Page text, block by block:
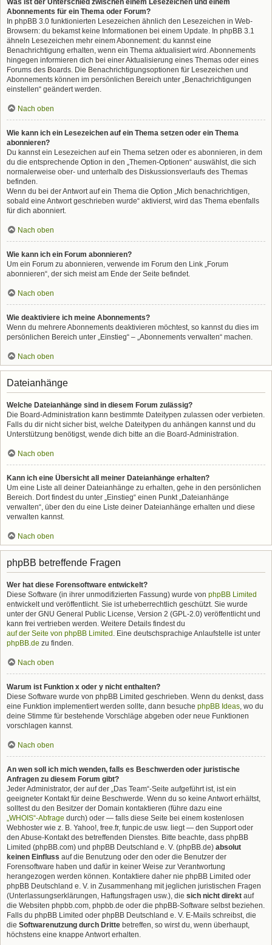
Was ist der Unterschied zwischen einem Lesezeichen und einem
Abonnements für ein Thema oder Forum?
In phpBB 3.0 funktionierten Lesezeichen ähnlich den Lesezeichen in Web-
Browsern: du bekamst keine Informationen bei einem Update. In phpBB 3.1
ähneln Lesezeichen mehr einem Abonnement: du kannst eine
Benachrichtigung erhalten, wenn ein Thema aktualisiert wird. Abonnements
hingegen informieren dich bei einer Aktualisierung eines Themas oder eines
Forums des Boards. Die Benachrichtigungsoptionen für Lesezeichen und
Abonnements können im persönlichen Bereich unter „Benachrichtigungen
einstellen“ geändert werden.
Nach oben
Wie kann ich ein Lesezeichen auf ein Thema setzen oder ein Thema
abonnieren?
Du kannst ein Lesezeichen auf ein Thema setzen oder es abonnieren, in dem
du die entsprechende Option in den „Themen-Optionen“ auswählst, die sich
normalerweise ober- und unterhalb des Diskussionsverlaufs des Themas
befinden.
Wenn du bei der Antwort auf ein Thema die Option „Mich benachrichtigen,
sobald eine Antwort geschrieben wurde“ aktivierst, wird das Thema ebenfalls
für dich abonniert.
Nach oben
Wie kann ich ein Forum abonnieren?
Um ein Forum zu abonnieren, verwende im Forum den Link „Forum
abonnieren“, der sich meist am Ende der Seite befindet.
Nach oben
Wie deaktiviere ich meine Abonnements?
Wenn du mehrere Abonnements deaktivieren möchtest, so kannst du dies im
persönlichen Bereich unter „Einstieg“ – „Abonnements verwalten“ machen.
Nach oben
Dateianhänge
Welche Dateianhänge sind in diesem Forum zulässig?
Die Board-Administration kann bestimmte Dateitypen zulassen oder verbieten.
Falls du dir nicht sicher bist, welche Dateitypen du anhängen kannst und du
Unterstützung benötigst, wende dich bitte an die Board-Administration.
Nach oben
Kann ich eine Übersicht all meiner Dateianhänge erhalten?
Um eine Liste all deiner Dateianhänge zu erhalten, gehe in den persönlichen
Bereich. Dort findest du unter „Einstieg“ einen Punkt „Dateianhänge
verwalten“, über den du eine Liste deiner Dateianhänge erhalten und diese
verwalten kannst.
Nach oben
phpBB betreffende Fragen
Wer hat diese Forensoftware entwickelt?
Diese Software (in ihrer unmodifizierten Fassung) wurde von phpBB Limited
entwickelt und veröffentlicht. Sie ist urheberrechtlich geschützt. Sie wurde
unter der GNU General Public License, Version 2 (GPL-2.0) veröffentlicht und
kann frei vertrieben werden. Weitere Details findest du
auf der Seite von phpBB Limited . Eine deutschsprachige Anlaufstelle ist unter
phpBB.de zu finden.
Nach oben
Warum ist Funktion x oder y nicht enthalten?
Diese Software wurde von phpBB Limited geschrieben. Wenn du denkst, dass
eine Funktion implementiert werden sollte, dann besuche phpBB Ideas, wo du
deine Stimme für bestehende Vorschläge abgeben oder neue Funktionen
vorschlagen kannst.
Nach oben
An wen soll ich mich wenden, falls es Beschwerden oder juristische
Anfragen zu diesem Forum gibt?
Jeder Administrator, der auf der „Das Team“-Seite aufgeführt ist, ist ein
geeigneter Kontakt für deine Beschwerde. Wenn du so keine Antwort erhältst,
solltest du den Besitzer der Domain kontaktieren (führe dazu eine
„WHOIS“-Abfrage durch) oder — falls diese Seite bei einem kostenlosen
Webhoster wie z. B. Yahoo!, free.fr, funpic.de usw. liegt — den Support oder
den Abuse-Kontakt des betreffenden Dienstes. Bitte beachte, dass phpBB
Limited (phpBB.com) und phpBB Deutschland e. V. (phpBB.de) absolut
keinen Einfluss auf die Benutzung oder den oder die Benutzer der
Forensoftware haben und dafür in keiner Weise zur Verantwortung
herangezogen werden können. Kontaktiere daher nie phpBB Limited oder
phpBB Deutschland e. V. in Zusammenhang mit jeglichen juristischen Fragen
(Unterlassungserklärungen, Haftungsfragen usw.), die sich nicht direkt auf
die Websiten phpbb.com, phpbb.de oder die phpBB-Software selbst beziehen.
Falls du phpBB Limited oder phpBB Deutschland e. V. E-Mails schreibst, die
die Softwarenutzung durch Dritte betreffen, so wirst du, wenn überhaupt,
höchstens eine knappe Antwort erhalten.